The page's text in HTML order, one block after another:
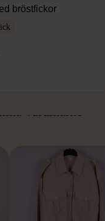
bröstfickor
varumärke